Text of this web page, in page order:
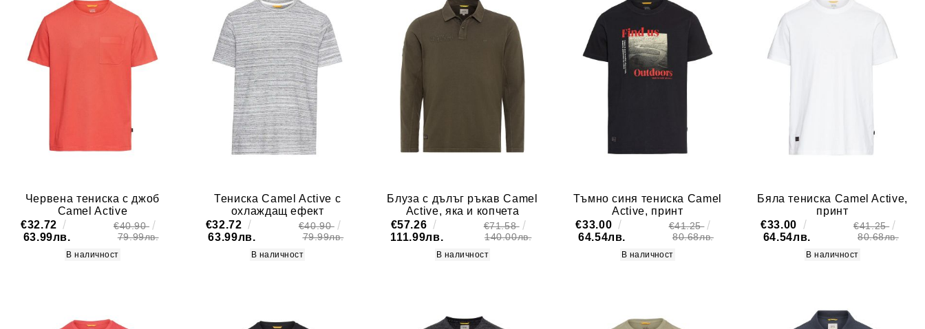
Червена тениска с джоб
Camel Active
€32.72
63.99лв.
€40.90
79.99лв.
В наличност
Тениска Camel Active с
охлаждащ ефект
€32.72
63.99лв.
€40.90
79.99лв.
В наличност
Блуза с дълъг ръкав Camel
Active, яка и копчета
€57.26
111.99лв.
€71.58
140.00лв.
В наличност
Тъмно синя тениска Camel
Active, принт
€33.00
64.54лв.
€41.25
80.68лв.
В наличност
Бяла тениска Camel Active,
принт
€33.00
64.54лв.
€41.25
80.68лв.
В наличност